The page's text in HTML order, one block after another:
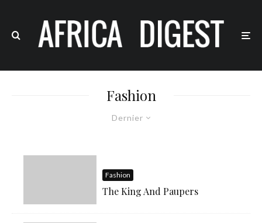
Dernier
Fashion
Fashion
The King And Paupers